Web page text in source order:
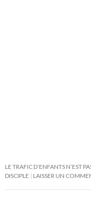
LE TRAFIC D’ENFANTS N’EST
DISCIPLE
LAISSER UN